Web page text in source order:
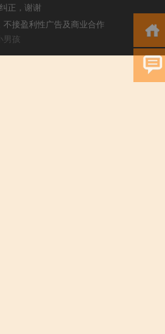
正，谢谢
接盈利性广告及商业合作
男孩